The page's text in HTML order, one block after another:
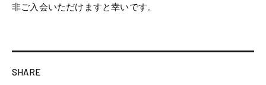
非ご入会いただけますと幸いです。
SHARE